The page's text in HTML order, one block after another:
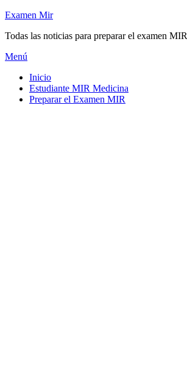
Saltar
contenido
Examen Mir
Todas las noticias para preparar el examen MIR
Menú
Inicio
Estudiante MIR Medicina
Preparar el Examen MIR